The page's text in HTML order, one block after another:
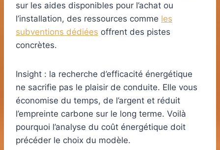
sur les aides disponibles pour l’achat ou
l’installation, des ressources comme les
subventions dédiées offrent des pistes
concrètes.
Insight : la recherche d’efficacité énergétique
ne sacrifie pas le plaisir de conduite. Elle vous
économise du temps, de l’argent et réduit
l’empreinte carbone sur le long terme. Voilà
pourquoi l’analyse du coût énergétique doit
précéder le choix du modèle.